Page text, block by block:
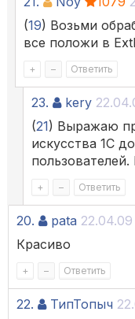
(19) Возьми
все положи в
+ – Ответить
23. kery
(21) Выражаю
искусства 1С
+ – Ответить
20. pata 22.04.09
Красиво
+ – Ответить
22. ТипТопыч